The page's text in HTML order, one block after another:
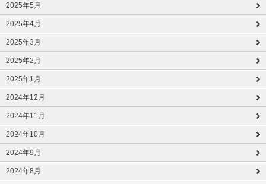
2025年5月
2025年4月
2025年3月
2025年2月
2025年1月
2024年12月
2024年11月
2024年10月
2024年9月
2024年8月